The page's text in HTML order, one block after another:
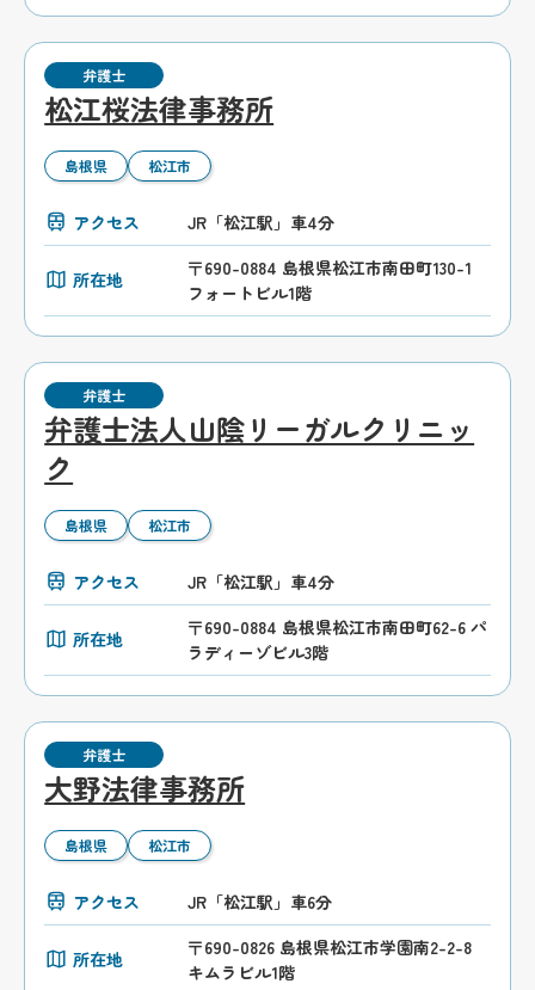
弁護士
松江桜法律事務所
島根県 松江市
アクセス JR「松江駅」車4分
所在地
〒690-0884 島根県松江市南田町130-1
フォートビル1階
弁護士
弁護士法人山陰リーガルクリニッ
ク
島根県 松江市
アクセス JR「松江駅」車4分
所在地
〒690-0884 島根県松江市南田町62-6 パ
ラディーゾビル3階
弁護士
大野法律事務所
島根県 松江市
アクセス JR「松江駅」車6分
所在地
〒690-0826 島根県松江市学園南2-2-8
キムラビル1階